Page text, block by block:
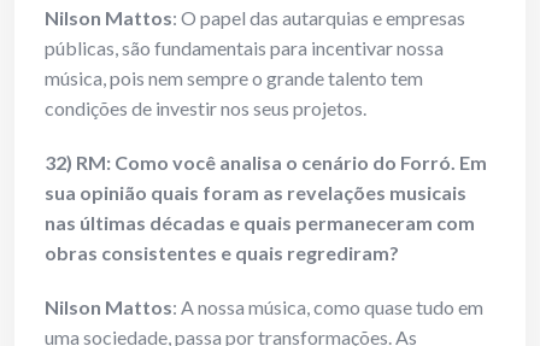
Nilson Mattos: O papel das autarquias e empresas
públicas, são fundamentais para incentivar nossa
música, pois nem sempre o grande talento tem
condições de investir nos seus projetos.
32) RM: Como você analisa o cenário do Forró. Em
sua opinião quais foram as revelações musicais
nas últimas décadas e quais permaneceram com
obras consistentes e quais regrediram?
Nilson Mattos: A nossa música, como quase tudo em
uma sociedade, passa por transformações. As